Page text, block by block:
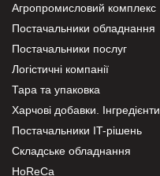
Агропромисловий комплекс
Постачальники обладнання
Постачальники послуг
Логістичні компанії
Тара та упаковка
Харчові добавки. Інгредієнти.
Постачальники IT-рішень
Складське обладнання
HoReCa